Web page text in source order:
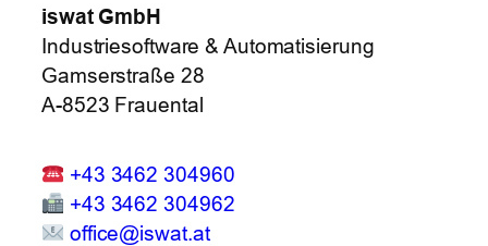
iswat GmbH
Industriesoftware & Automatisierung
Gamserstraße 28
A-8523 Frauental
+43 3462 304960
+43 3462 304962
office@iswat.at